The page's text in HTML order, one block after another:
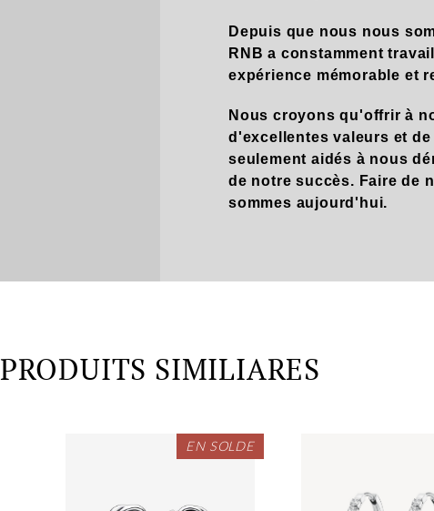
Depuis que nous nous
RNB a constamment
expérience mémorable et
Nous croyons qu'offrir à
d'excellentes valeurs et
seulement aidés à nous
de notre succès. Faire de
sommes aujourd'hui.
PRODUITS SIMILIARES
EN SOLDE